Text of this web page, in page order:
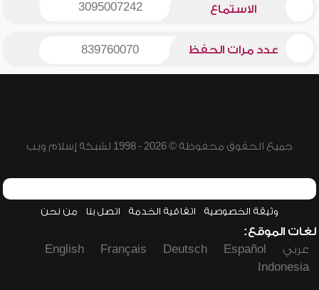
الاستماع 3095007242
عدد مرات الحفظ 839760070
جميع الحقوق محفوظة © 2026 - 1998 لشبكة إسلام ويب
وثيقة الخصوصية اتفاقية الخدمة اتصل بنا من نحن
لغات الموقع:
عربي
Español
Deutsch
Français
English
Indonesia